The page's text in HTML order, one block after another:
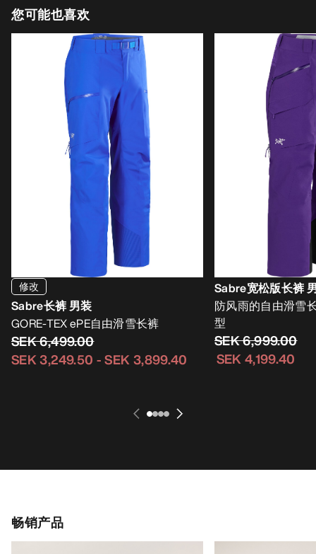
您可能也喜欢
修改
Sabre长裤 男装
GORE-TEX ePE自由滑雪长裤
SEK 6,499.00
SEK 3,249.50 -SEK 3,899.40
Sabre宽松版长裤
防风雨的自由滑雪
型
SEK 6,999.00
SEK 4,199.40
畅销产品